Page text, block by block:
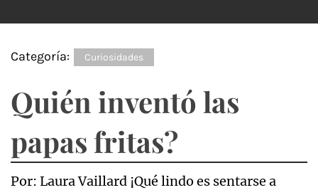
Categoría: Curiosidades
Quién inventó las
papas fritas?
Por: Laura Vaillard ¡Qué lindo es sentarse a